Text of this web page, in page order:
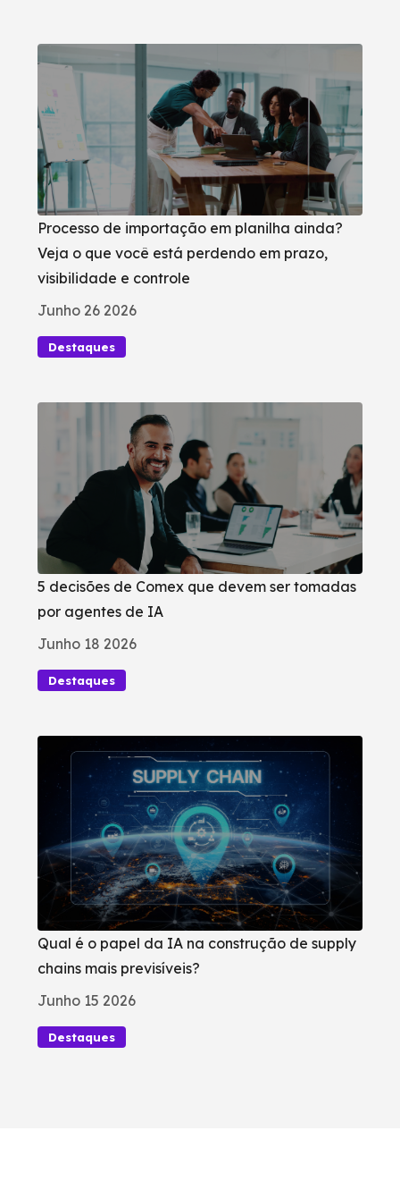
Processo de importação em planilha ainda?
Veja o que você está perdendo em prazo,
visibilidade e controle
Junho 26 2026
Destaques
5 decisões de Comex que devem ser tomadas
por agentes de IA
Junho 18 2026
Destaques
Qual é o papel da IA na construção de supply
chains mais previsíveis?
Junho 15 2026
Destaques